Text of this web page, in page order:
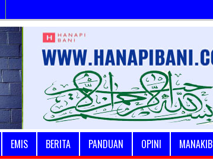
EMIS BERITA PANDUAN OPINI MANAKIB